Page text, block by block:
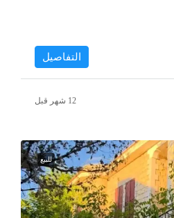
التفاصيل
للبيع